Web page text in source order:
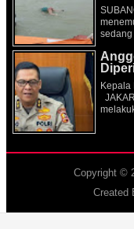
sedang
Kepala
Copyright ©
Created